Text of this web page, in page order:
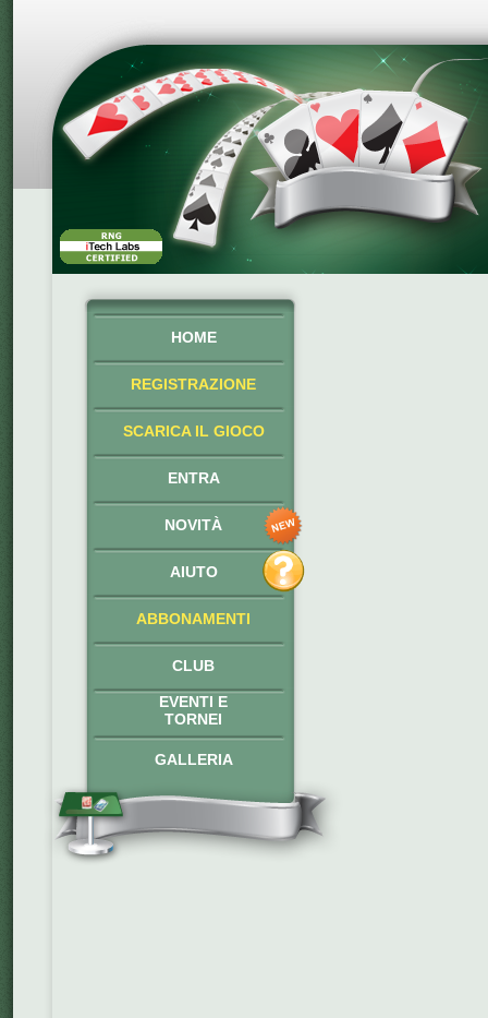
HOME
REGISTRAZIONE
SCARICA IL GIOCO
ENTRA
NOVITÀ
AIUTO
ABBONAMENTI
CLUB
EVENTI E
TORNEI
GALLERIA